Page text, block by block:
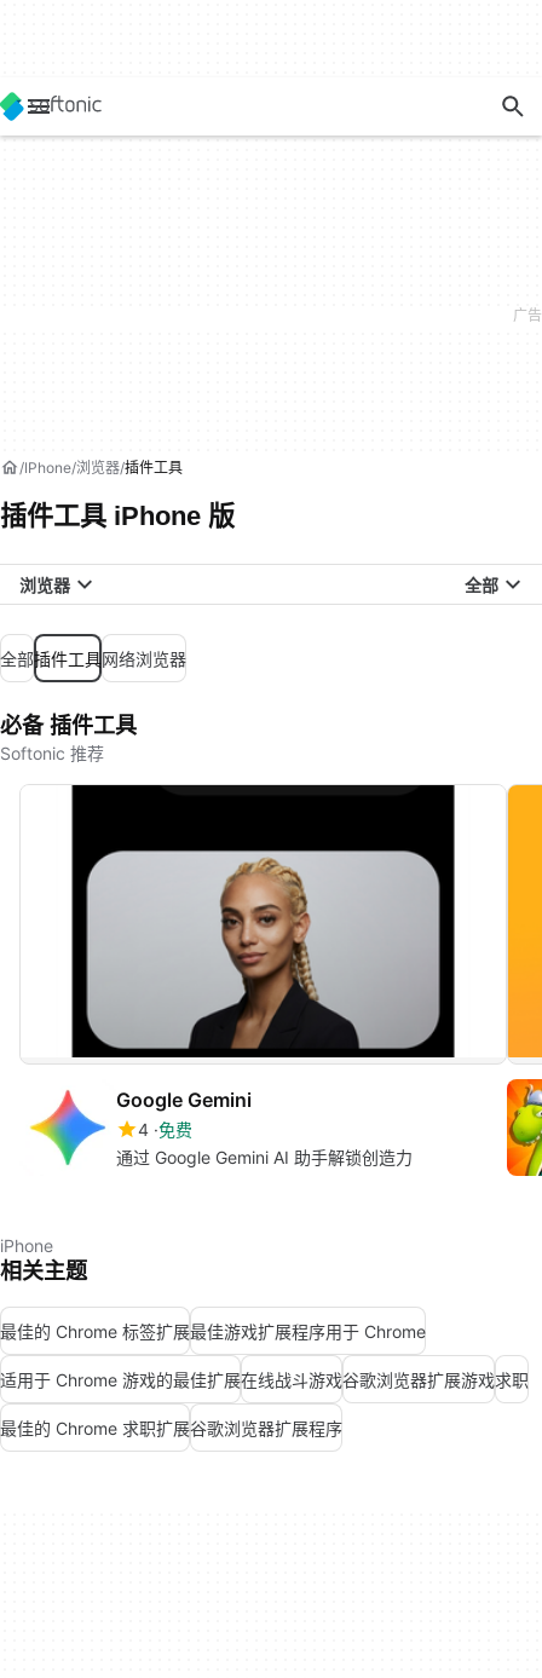
IPhone 浏览器 插件工具
插件工具 iPhone 版
浏览器 全部
全部插件工具网络浏览器
必备 插件工具
Softonic 推荐
Google Gemini
4 免费
通过 Google Gemini AI 助手解锁创造力
iPhone
相关主题
最佳的 Chrome 标签扩展最佳游戏扩展程序用于 Chrome
适用于 Chrome 游戏的最佳扩展在线战斗游戏谷歌浏览器扩展游戏求职
最佳的 Chrome 求职扩展谷歌浏览器扩展程序